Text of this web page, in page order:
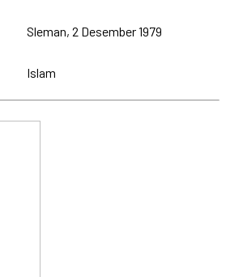
Sleman, 2 Desember 1979
Islam